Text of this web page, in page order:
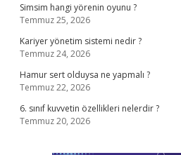
Simsim hangi yörenin oyunu ?
Temmuz 25, 2026
Kariyer yönetim sistemi nedir ?
Temmuz 24, 2026
Hamur sert olduysa ne yapmalı ?
Temmuz 22, 2026
6. sınıf kuvvetin özellikleri nelerdir ?
Temmuz 20, 2026